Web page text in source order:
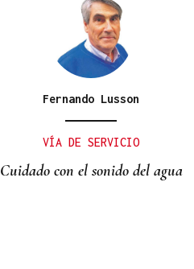
La D.O. Monterrei refuerza
su proyección enoturística
junto a Expourense
Fernando Lusson
VÍA DE SERVICIO
Cuidado con el sonido del agua